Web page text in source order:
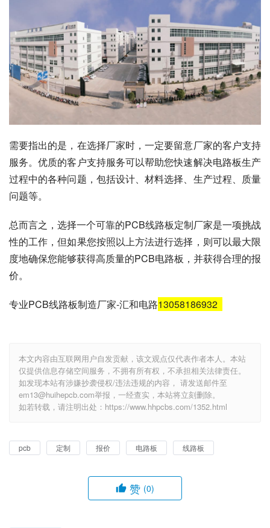
需要指出的是，在选择厂家时，一定要留意厂家的客户支持
服务。优质的客户支持服务可以帮助您快速解决电路板生产
过程中的各种问题，包括设计、材料选择、生产过程、质量
问题等。
总而言之，选择一个可靠的PCB线路板定制厂家是一项挑战
性的工作，但如果您按照以上方法进行选择，则可以最大限
度地确保您能够获得高质量的PCB电路板，并获得合理的报
价。
专业PCB线路板制造厂家-汇和电路13058186932
本文内容由互联网用户自发贡献，该文观点仅代表作者本人。本站
仅提供信息存储空间服务，不拥有所有权，不承担相关法律责任。
如发现本站有涉嫌抄袭侵权/违法违规的内容， 请发送邮件至
em13@huihepcb.com举报，一经查实，本站将立刻删除。
如若转载，请注明出处：https://www.hhpcbs.com/1352.html
pcb 定制 报价 电路板 线路板
赞 (0)